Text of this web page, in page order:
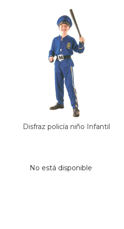
Disfraz policía niño Infantil
No está disponible